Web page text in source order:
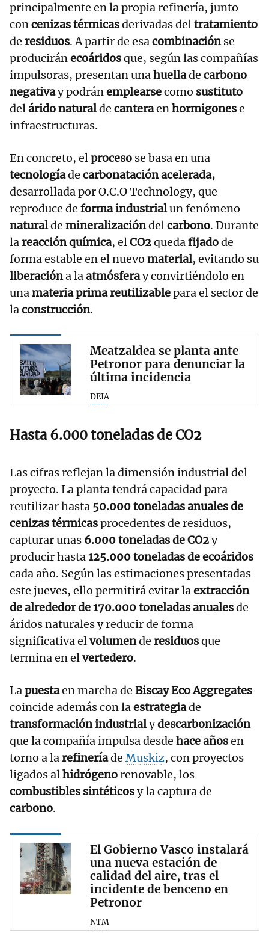
principalmente en la propia refinería, junto
concenizas térmicasderivadas deltratamiento
de residuos. A partir de esacombinaciónse
produciránecoáridosque, según las compañías
impulsoras, presentan unahuellade carbono
negativay podránemplearsecomo sustituto
delárido naturalde canteraenhormigonese
infraestructuras.
En concreto, elproceso se basa en una
tecnologíade carbonatación acelerada,
desarrollada por O.C.O Technology, que
reproduce de forma industrialun fenómeno
naturalde mineralizacióndelcarbono. Durante
lareacción química, elCO2quedafijadode
forma estable en el nuevo material, evitando su
liberacióna laatmósferay convirtiéndolo en
unamateria prima reutilizablepara el sector de
laconstrucción.
Meatzaldea se planta ante
Petronor para denunciar la
última incidencia
DEIA
Hasta6.000 toneladas de CO2
Las cifras reflejan la dimensión industrial del
proyecto. La planta tendrá capacidad para
reutilizar hasta 50.000 toneladas anuales de
cenizas térmicasprocedentes de residuos,
capturar unas 6.000 toneladas de CO2y
producir hasta125.000 toneladas de ecoáridos
cada año. Según las estimaciones presentadas
este jueves, ello permitirá evitar laextracción
de alrededor de 170.000 toneladas anualesde
áridos naturales y reducir de forma
significativa elvolumende residuosque
termina en elvertedero.
Lapuestaen marcha de Biscay Eco Aggregates
coincide además con laestrategiade
transformación industrialydescarbonización
que la compañía impulsa desde hace añosen
torno a larefineríade Muskiz, con proyectos
ligados alhidrógenorenovable, los
combustibles sintéticosy la captura de
carbono.
El Gobierno Vasco instalará
una nueva estación de
calidad del aire, tras el
incidente de benceno en
Petronor
NTM